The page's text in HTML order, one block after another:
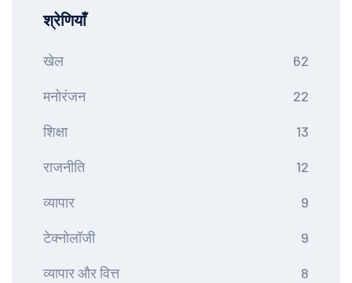
श्रेणियाँ
खेल 62
मनोरंजन 22
शिक्षा 13
राजनीति 12
व्यापार 9
टेक्नोलॉजी 9
व्यापार और वित्त 8